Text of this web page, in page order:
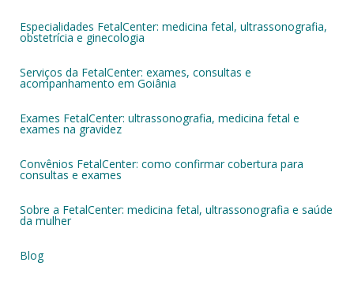
Especialidades FetalCenter: medicina fetal, ultrassonografia,
obstetrícia e ginecologia
Serviços da FetalCenter: exames, consultas e
acompanhamento em Goiânia
Exames FetalCenter: ultrassonografia, medicina fetal e
exames na gravidez
Convênios FetalCenter: como confirmar cobertura para
consultas e exames
Sobre a FetalCenter: medicina fetal, ultrassonografia e saúde
da mulher
Blog